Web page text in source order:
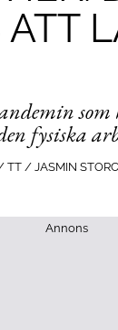
ATT
fysiska
TT / JASMIN
Annons